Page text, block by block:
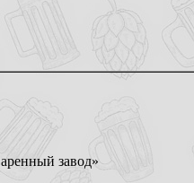
завод»